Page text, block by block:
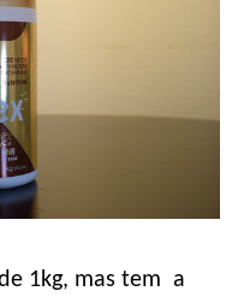
1kg, mas tem a